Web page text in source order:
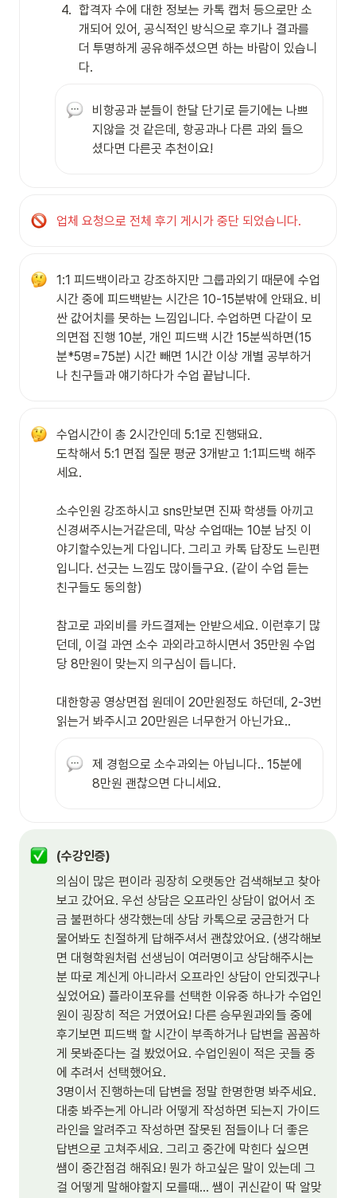
4. 합격자 수에 대한 정보는 카톡 캡처 등으로만 소
개되어 있어, 공식적인 방식으로 후기나 결과를
더 투명하게 공유해주셨으면 하는 바람이 있습니
다.
비항공과 분들이 한달 단기로 듣기에는 나쁘
지않을 것 같은데, 항공과나 다른 과외 들으
셨다면 다른곳 추천이요!
업체 요청으로 전체 후기 게시가 중단 되었습니다.
1:1 피드백이라고 강조하지만 그룹과외기 때문에 수업
시간 중에 피드백받는 시간은 10-15분밖에 안돼요. 비
싼 값어치를 못하는 느낌입니다. 수업하면 다같이 모
의면접 진행 10분, 개인 피드백 시간 15분씩하면(15
분*5명=75분) 시간 빼면 1시간 이상 개별 공부하거
나 친구들과 얘기하다가 수업 끝납니다.
수업시간이 총 2시간인데 5:1로 진행돼요.
도착해서 5:1 면접 질문 평균 3개받고 1:1피드백 해주
세요.
소수인원 강조하시고 sns만보면 진짜 학생들 아끼고
신경써주시는거같은데, 막상 수업때는 10분 남짓 이
야기할수있는게 다입니다. 그리고 카톡 답장도 느린편
입니다. 선긋는 느낌도 많이들구요. (같이 수업 듣는
친구들도 동의함)
참고로 과외비를 카드결제는 안받으세요. 이런후기 많
던데, 이걸 과연 소수 과외라고하시면서 35만원 수업
당 8만원이 맞는지 의구심이 듭니다.
대한항공 영상면접 원데이 20만원정도 하던데, 2-3번
읽는거 봐주시고 20만원은 너무한거 아닌가요..
제 경험으로 소수과외는 아닙니다.. 15분에
8만원 괜찮으면 다니세요.
(수강인증)
의심이 많은 편이라 굉장히 오랫동안 검색해보고 찾아
보고 갔어요. 우선 상담은 오프라인 상담이 없어서 조
금 불편하다 생각했는데 상담 카톡으로 궁금한거 다
물어봐도 친절하게 답해주셔서 괜찮았어요. (생각해보
면 대형학원처럼 선생님이 여러명이고 상담해주시는
분 따로 계신게 아니라서 오프라인 상담이 안되겠구나
싶었어요) 플라이포유를 선택한 이유중 하나가 수업인
원이 굉장히 적은 거였어요! 다른 승무원과외들 중에
후기보면 피드백 할 시간이 부족하거나 답변을 꼼꼼하
게 못봐준다는 걸 봤었어요. 수업인원이 적은 곳들 중
에 추려서 선택했어요.
3명이서 진행하는데 답변을 정말 한명한명 봐주세요.
대충 봐주는게 아니라 어떻게 작성하면 되는지 가이드
라인을 알려주고 작성하면 잘못된 점들이나 더 좋은
답변으로 고쳐주세요. 그리고 중간에 막힌다 싶으면
쌤이 중간점검 해줘요! 뭔가 하고싶은 말이 있는데 그
걸 어떻게 말해야할지 모를때... 쌤이 귀신같이 딱 알맞